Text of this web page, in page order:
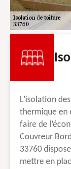
L’isolation
thermique en
faire de
Couvreur
33760
mettre en